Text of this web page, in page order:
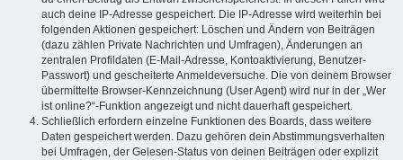
auch deine IP-Adresse gespeichert. Die IP-Adresse wird weiterhin bei
folgenden Aktionen gespeichert: Löschen und Ändern von Beiträgen
(dazu zählen Private Nachrichten und Umfragen), Änderungen an
zentralen Profildaten (E-Mail-Adresse, Kontoaktivierung, Benutzer-
Passwort) und gescheiterte Anmeldeversuche. Die von deinem Browser
übermittelte Browser-Kennzeichnung (User Agent) wird nur in der „Wer
ist online?“-Funktion angezeigt und nicht dauerhaft gespeichert.
Schließlich erfordern einzelne Funktionen des Boards, dass weitere
Daten gespeichert werden. Dazu gehören dein Abstimmungsverhalten
bei Umfragen, der Gelesen-Status von deinen Beiträgen oder explizit